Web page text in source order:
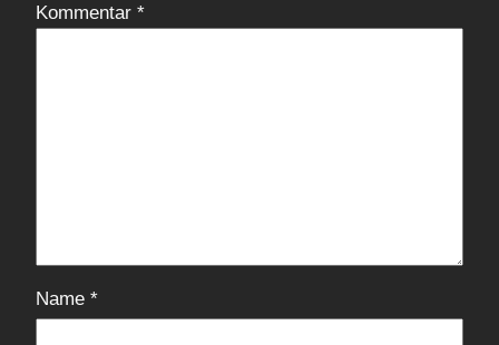
Kommentar *
Name *